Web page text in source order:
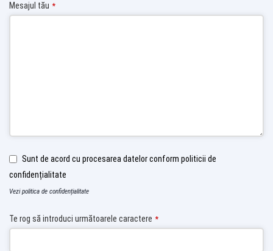
Mesajul tău *
Sunt de acord cu procesarea datelor conform politicii de
confidențialitate
Vezi politica de confidențialitate
Te rog să introduci următoarele caractere *